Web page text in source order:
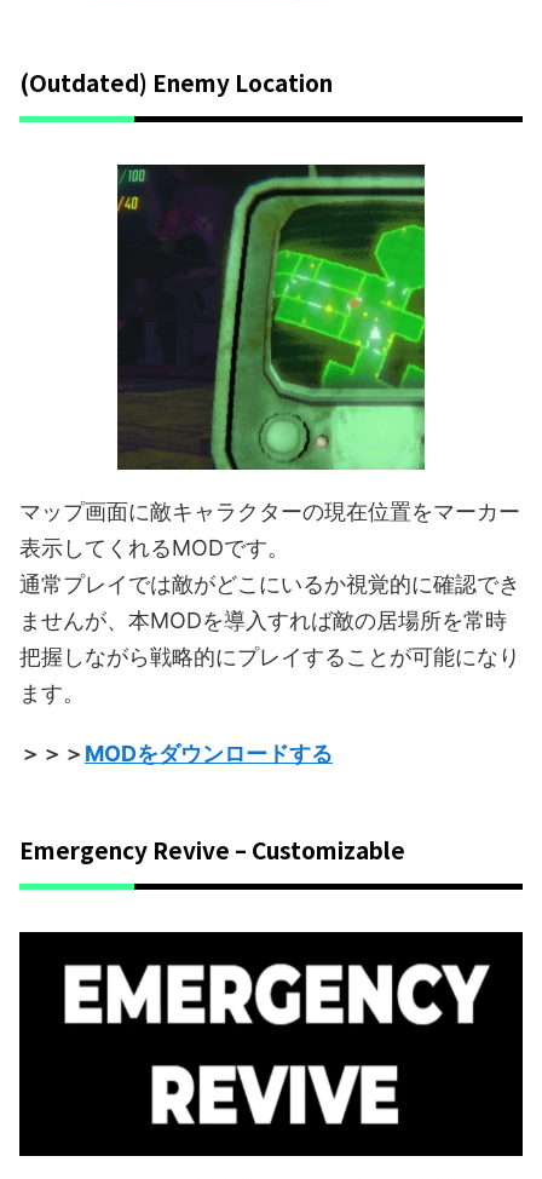
(Outdated) Enemy Location
マップ画面に敵キャラクターの現在位置をマーカー
表示してくれるMODです。
通常プレイでは敵がどこにいるか視覚的に確認でき
ませんが、本MODを導入すれば敵の居場所を常時
把握しながら戦略的にプレイすることが可能になり
ます。
＞＞＞MODをダウンロードする
Emergency Revive – Customizable